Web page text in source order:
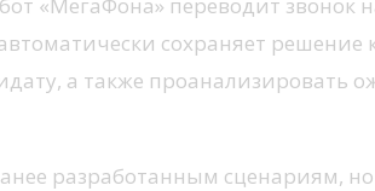
сохраняет
а также проанализировать
разработанным сценариям,